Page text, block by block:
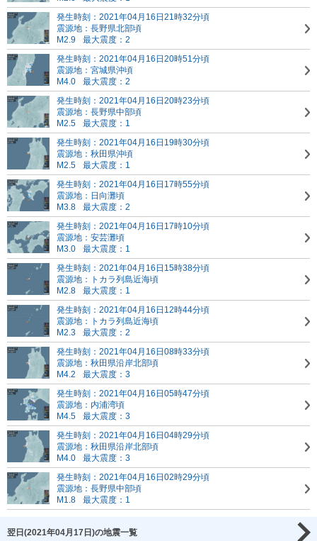
発生時刻：2021年04月16日21時32分頃
震源地：長野県北部頃
M2.9
最大震度：2
発生時刻：2021年04月16日20時51分頃
震源地：宮城県沖頃
M4.0
最大震度：2
発生時刻：2021年04月16日20時23分頃
震源地：長野県中部頃
M2.5
最大震度：1
発生時刻：2021年04月16日19時30分頃
震源地：秋田県沖頃
M2.5
最大震度：1
発生時刻：2021年04月16日17時55分頃
震源地：日向灘頃
M3.8
最大震度：2
発生時刻：2021年04月16日17時10分頃
震源地：安芸灘頃
M3.0
最大震度：1
発生時刻：2021年04月16日15時38分頃
震源地：トカラ列島近海頃
M2.8
最大震度：1
発生時刻：2021年04月16日12時44分頃
震源地：トカラ列島近海頃
M2.3
最大震度：2
発生時刻：2021年04月16日08時33分頃
震源地：秋田県沿岸北部頃
M4.2
最大震度：3
発生時刻：2021年04月16日05時47分頃
震源地：内浦湾頃
M4.5
最大震度：3
発生時刻：2021年04月16日04時29分頃
震源地：秋田県沿岸北部頃
M4.0
最大震度：3
発生時刻：2021年04月16日02時29分頃
震源地：長野県中部頃
M1.8
最大震度：1
翌日(2021年04月17日)の地震一覧